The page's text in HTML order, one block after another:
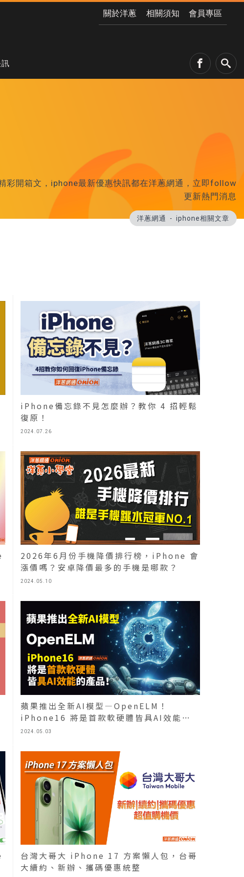
關於洋蔥 相關須知 會員專區
彩開箱文，iphone最新優惠快訊都在洋蔥網通，立即follow
更新熱門消息
洋蔥網通 iphone相關文章
2024.07.26
iPhone備忘錄不見怎麼辦？教你 4 招輕鬆
復原！
2024.05.10
2026年6月份手機降價排行榜，iPhone 會
漲價嗎？安卓降價最多的手機是哪款？
2024.05.03
蘋果推出全新AI模型—OpenELM！
iPhone16 將是首款軟硬體皆具AI效能的
產品！
台灣大哥大 iPhone 17 方案懶人包，台哥
大續約、新辦、攜碼優惠統整